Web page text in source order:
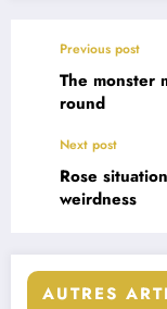
Previous post
The monster
round
Next post
Rose
weirdness
AUTRES